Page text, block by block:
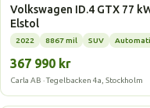
Volkswagen ID.4 GTX 77
Elstol
2022 8867 mil SUV
367 990 kr
Carla AB · Tegelbacken 4a, Stockholm